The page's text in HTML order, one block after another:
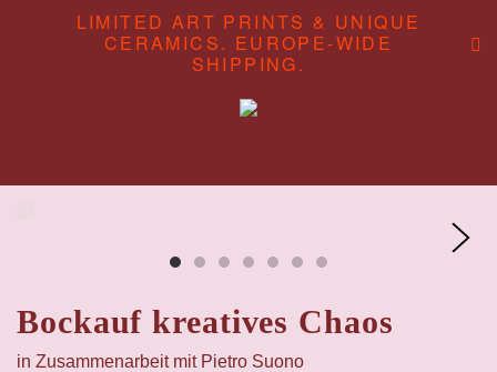
LIMITED ART PRINTS & UNIQUE
CERAMICS. EUROPE-WIDE
SHIPPING.
CONTENT STUDIO
Bockauf kreatives Chaos
in Zusammenarbeit mit Pietro Suono